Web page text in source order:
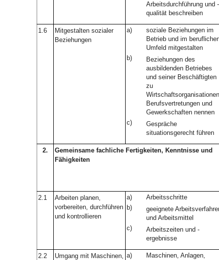
Arbeitsdurchführung und -
qualität beschreiben
1.6
Mitgestalten sozialer
Beziehungen
a)
soziale Beziehungen im
Betrieb und im
Umfeld mitgestalten
b)
Beziehungen des
ausbildenden Betriebes
und seiner Beschäftigten
zu
Berufsvertretungen und
Gewerkschaften nennen
c)
Gespräche
situationsgerecht führen
2.
Gemeinsame fachliche Fertigkeiten, Kenntnisse und
Fähigkeiten
2.1
Arbeiten planen,
vorbereiten, durchführen
und kontrollieren
a)
Arbeitsschritte
b)
geeignete
und Arbeitsmittel
c)
Arbeitszeiten und -
ergebnisse
2.2
Umgang mit Maschinen, a)
Maschinen, Anlagen,